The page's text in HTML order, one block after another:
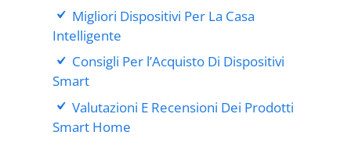
Migliori Dispositivi Per La Casa
Intelligente
Consigli Per l’Acquisto Di Dispositivi
Smart
Valutazioni E Recensioni Dei Prodotti
Smart Home